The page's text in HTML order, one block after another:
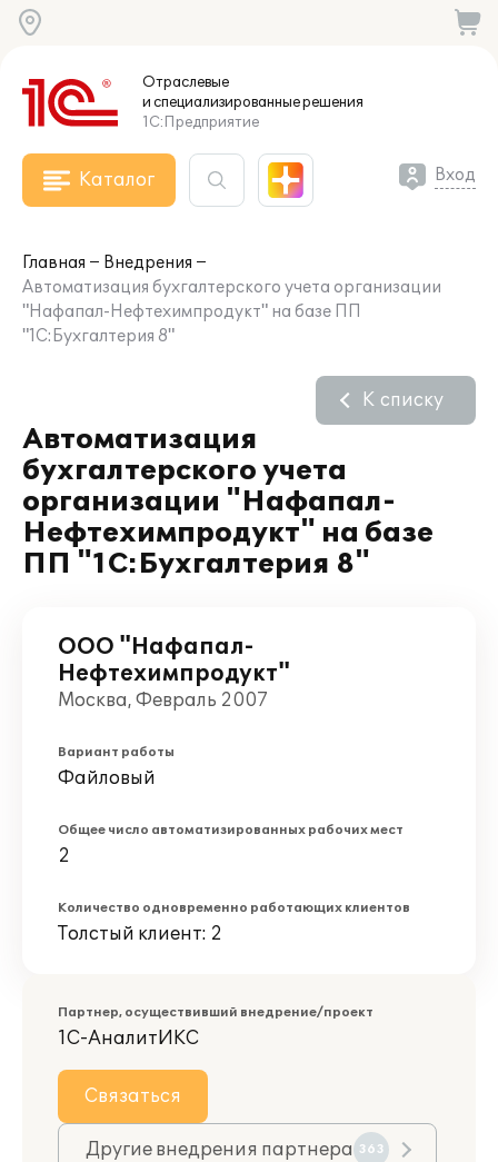
Отраслевые
и специализированныерешения
1С:Предприятие
Каталог Вход
Главная
Внедрения
Автоматизация бухгалтерского учета организации
"Нафапал-Нефтехимпродукт" на базе ПП
"1С:Бухгалтерия 8"
Автоматизация
бухгалтерского учета
организации "Нафапал-
Нефтехимпродукт" на базе
ПП "1С:Бухгалтерия 8"
К списку
ООО "Нафапал-
Нефтехимпродукт"
Москва, Февраль 2007
Вариант работы
Файловый
Общее число автоматизированных рабочих мест
2
Количество одновременно работающих клиентов
Толстый клиент: 2
Партнер, осуществивший внедрение/проект
1С-АналитИКС
Связаться
Другие внедрения партнера 363